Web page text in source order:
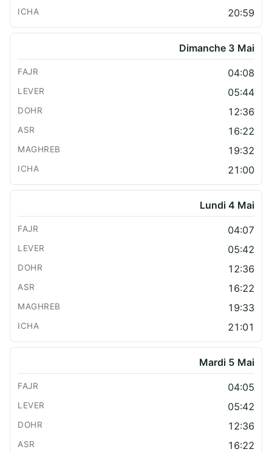
20:59
Dimanche 3 Mai
04:08
05:44
12:36
16:22
19:32
21:00
Lundi 4 Mai
04:07
05:42
12:36
16:22
19:33
21:01
Mardi 5 Mai
04:05
05:42
12:36
16:22